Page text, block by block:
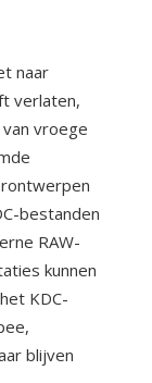
naar
verlaten,
vroege
bestanden
RAW-
kunnen
KDC-
blijven